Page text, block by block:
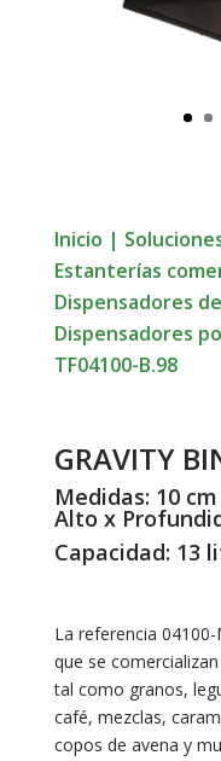
Inicio |
Estanterías
Dispensadores
Dispensadores
TF04100-B.98
GRAVITY
Medidas: 10
Alto x
Capacidad: 13
La referencia
que se
tal como granos,
café, mezclas,
copos de avena y